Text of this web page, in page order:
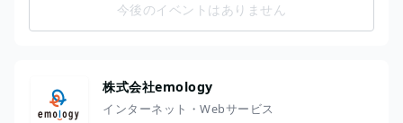
今後のイベントはありません
株式会社emology
インターネット・Webサービス